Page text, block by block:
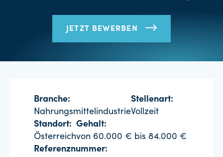
JETZT BEWERBEN
Branche:
Nahrungsmittelindustrie
Stellenart:
Vollzeit
Standort:
Österreich
Gehalt:
von 60.000 € bis 84.000 €
Referenznummer: